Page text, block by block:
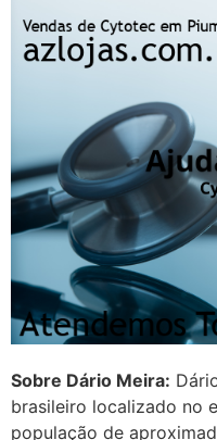
Sobre Dário Meira:
brasileiro localizado no
população de
G
http://
22/
http://
Deve